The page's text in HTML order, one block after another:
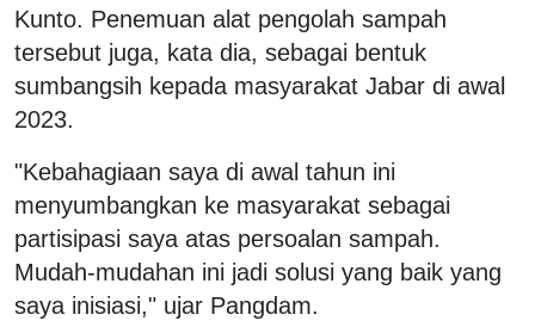
Kunto. Penemuan alat pengolah sampah
tersebut juga, kata dia, sebagai bentuk
sumbangsih kepada masyarakat Jabar di awal
2023.
"Kebahagiaan saya di awal tahun ini
menyumbangkan ke masyarakat sebagai
partisipasi saya atas persoalan sampah.
Mudah-mudahan ini jadi solusi yang baik yang
saya inisiasi," ujar Pangdam.